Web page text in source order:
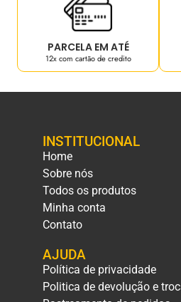
PARCELA EM ATÉ
12x com cartão de credito
INSTITUCIONAL
Home
Sobre nós
Todos os produtos
Minha conta
Contato
AJUDA
Política de privacidade
Politica de devolução e